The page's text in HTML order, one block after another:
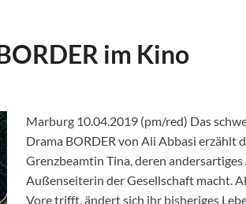
im Kino
Marburg 10.04.2019 (pm/red) Das
Drama BORDER von Ali Abbasi erzählt
Grenzbeamtin Tina, deren andersartiges
Außenseiterin der Gesellschaft macht.
Vore trifft, ändert sich ihr bisheriges